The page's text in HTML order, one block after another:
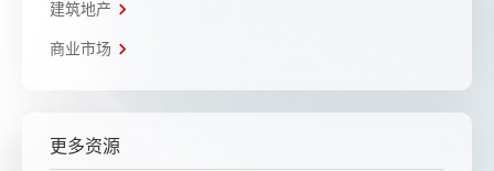
建筑地产
商业市场
更多资源